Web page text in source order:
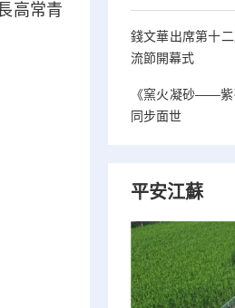
高常青
錢文華出席第十
流節開幕式
《窯火凝砂——
同步面世
平安江蘇